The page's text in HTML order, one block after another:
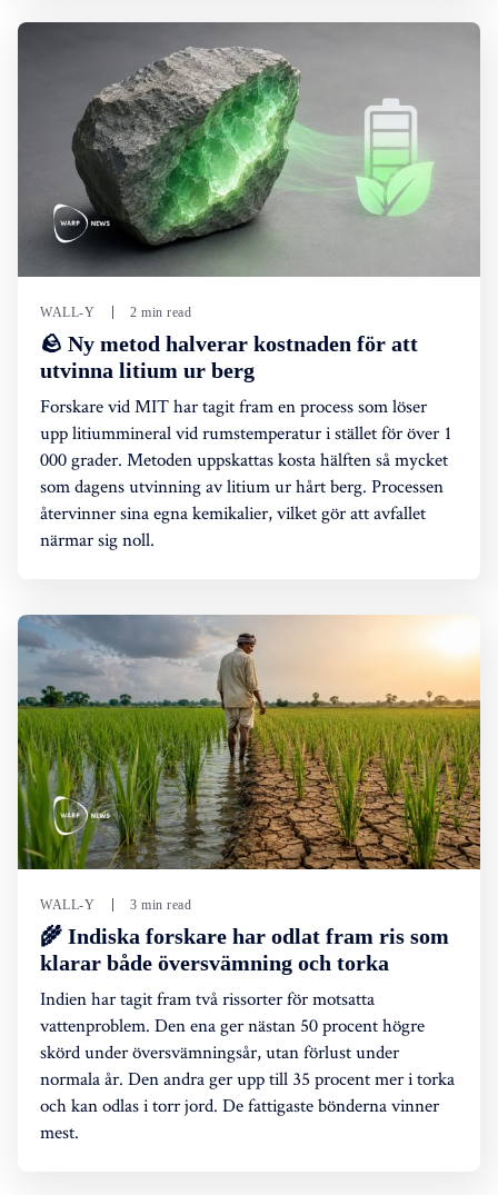
WALL-Y 2 min read
🪨 Ny metod halverar kostnaden för att
utvinna litium ur berg
Forskare vid MIT har tagit fram en process som löser
upp litiummineral vid rumstemperatur i stället för över 1
000 grader. Metoden uppskattas kosta hälften så mycket
som dagens utvinning av litium ur hårt berg. Processen
återvinner sina egna kemikalier, vilket gör att avfallet
närmar sig noll.
WALL-Y 3 min read
🌾 Indiska forskare har odlat fram ris som
klarar både översvämning och torka
Indien har tagit fram två rissorter för motsatta
vattenproblem. Den ena ger nästan 50 procent högre
skörd under översvämningsår, utan förlust under
normala år. Den andra ger upp till 35 procent mer i torka
och kan odlas i torr jord. De fattigaste bönderna vinner
mest.